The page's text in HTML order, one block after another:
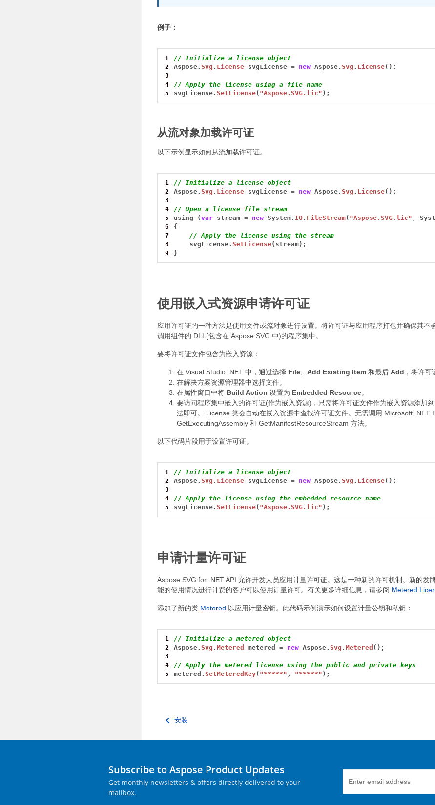
例子：
1
// Initialize a license object
2
Aspose.Svg . License svgLicense = new Aspose.Svg . License();
3
4
// Apply the license using a file name
5
svgLicense.SetLicense( "Aspose.SVG.lic" );
从流对象加载许可证
以下示例显示如何从流加载许可证。
1
// Initialize a license object
2
Aspose.Svg . License svgLicense = new Aspose.Svg . License();
3
4
// Open a license file stream
5
using (var stream = new System. IO. FileStream( "Aspose.SVG.lic" ,
6
{
7
// Apply the license using the stream
8
svgLicense.SetLicense(stream);
9
}
使用嵌入式资源申请许可证
应用许可证的一种方法是使用文件或流对象进行设置。将许可证与应用程序打包并确保其不
调用组件的 DLL(包含在 Aspose.SVG 中)的程序集中。
要将许可证文件包含为嵌入资源：
在 Visual Studio .NET 中，通过选择 File Add Existing Item 和最后 Add ，将许可
在解决方案资源管理器中选择文件。
在属性窗口中将 Build Action 设置为 Embedded Resource。
要访问程序集中嵌入的许可证(作为嵌入资源)，只需将许可证文件作为嵌入资源添加
法即可。 License 类会自动在嵌入资源中查找许可证文件。无需调用 Microsoft
GetExecutingAssembly 和 GetManifestResourceStream 方法。
以下代码片段用于设置许可证。
1
// Initialize a license object
2
Aspose.Svg . License svgLicense = new Aspose.Svg . License();
3
4
// Apply the license using the embedded resource name
5
svgLicense.SetLicense( "Aspose.SVG.lic" );
申请计量许可证
Aspose.SVG for .NET API 允许开发人员应用计量许可证。这是一种新的许可机制。新的发
能的使用情况进行计费的客户可以使用计量许可。有关更多详细信息，请参阅 Metered
添加了新的类 Metered 以应用计量密钥。此代码示例演示如何设置计量公钥和私钥：
1
// Initialize a metered object
2
Aspose.Svg .Metered metered = new Aspose.Svg .Metered ();
3
4
// Apply the metered license using the public and private keys
5
metered.SetMeteredKey( "*****" , "*****" );
安装
Subscribe to Aspose Product Updates
Get monthly newsletters & offers directly delivered to your
mailbox.